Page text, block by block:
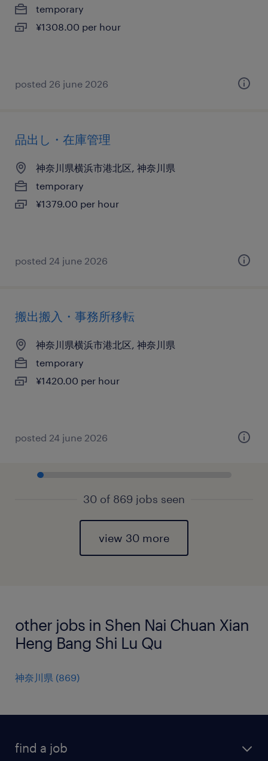
temporary
¥1308.00 per hour
posted 26 june 2026
品出し・在庫管理
神奈川県横浜市港北区, 神奈川県
temporary
¥1379.00 per hour
posted 24 june 2026
搬出搬入・事務所移転
神奈川県横浜市港北区, 神奈川県
temporary
¥1420.00 per hour
posted 24 june 2026
30 of 869 jobs seen
view 30 more
other jobs in Shen Nai Chuan Xian
Heng Bang Shi Lu Qu
神奈川県 (869)
find a job